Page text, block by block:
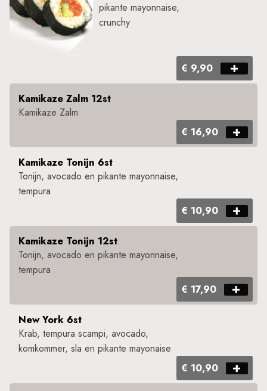
pikante mayonnaise,
crunch​y
€ 9,90
Kamikaze Zalm 12st
Kamikaze Zalm
€ 16,90
Kamikaze Tonijn 6st
Tonijn, avocado en pikante mayonnaise,
tempura​ ​
€ 10,90
Kamikaze Tonijn 12st
Tonijn, avocado en pikante mayonnaise,
tempura​ ​
€ 17,90
New York 6st
Krab, tempura scampi, avocado,
komkommer, sla en pikante mayonaise ​
€ 10,90